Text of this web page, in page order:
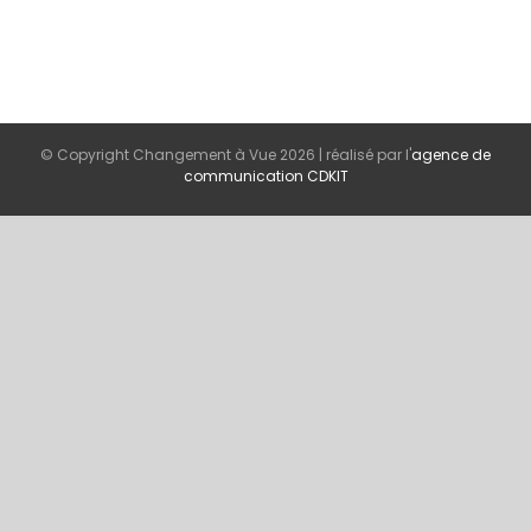
© Copyright Changement à Vue 2026 | réalisé par l'agence de
communication CDKIT